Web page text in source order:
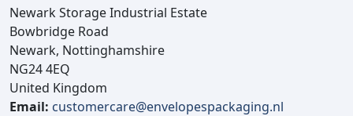
Newark Storage Industrial Estate
Bowbridge Road
Newark, Nottinghamshire
NG24 4EQ
United Kingdom
Email: customercare@envelopespackaging.nl